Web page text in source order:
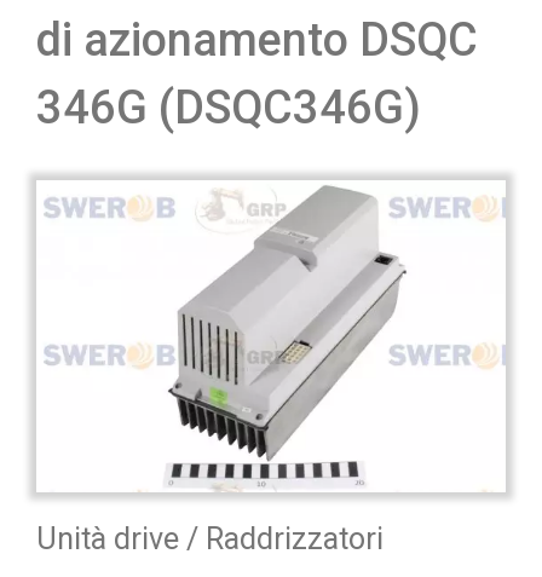
di azionamento DSQC
346G (DSQC346G)
Unità drive / Raddrizzatori